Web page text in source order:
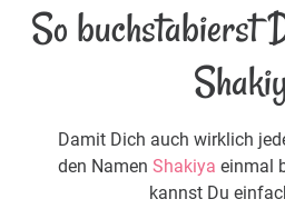
So buchstabierst
Damit Dich auch wirklich
den NamenShakiya einmal
kannst Du